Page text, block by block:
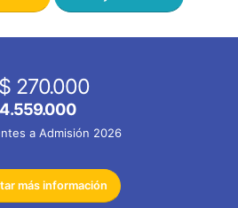
270.000
a Admisión 2026
más información